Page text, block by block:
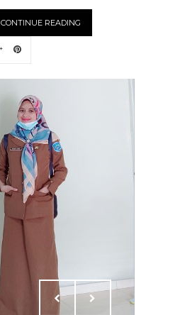
CONTINUE READING